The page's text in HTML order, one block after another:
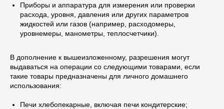
Приборы и аппаратура для измерения или проверки
расхода, уровня, давления или других параметров
жидкостей или газов (например, расходомеры,
уровнемеры, манометры, теплосчетчики).
В дополнение к вышеизложенному, разрешения могут
выдаваться на операции со следующими товарами, если
такие товары предназначены для личного домашнего
использования:
Печи хлебопекарные, включая печи кондитерские;